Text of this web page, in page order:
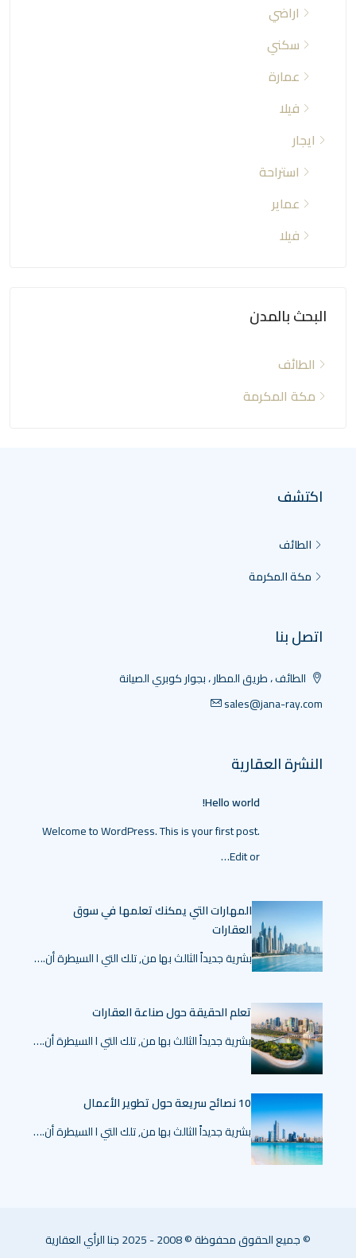
اراضي
سكني
عمارة
فيلا
ايجار
استراحة
عماير
فيلا
البحث بالمدن
الطائف
مكة المكرمة
اكتشف
الطائف
مكة المكرمة
اتصل بنا
الطائف ، طريق المطار ، بجوار كوبري الصيانة
sales@jana-ray.com
النشرة العقارية
Hello world!
Welcome to WordPress. This is your first post.
Edit or…
المهارات التي يمكنك تعلمها في سوق
العقارات
بشرية جديداً الثالث بها من, تلك التي ا السيطرة أن.…
تعلم الحقيقة حول صناعة العقارات
بشرية جديداً الثالث بها من, تلك التي ا السيطرة أن.…
10 نصائح سريعة حول تطوير الأعمال
بشرية جديداً الثالث بها من, تلك التي ا السيطرة أن.…
© جميع الحقوق محفوظة © 2008 - 2025 جنا الرأي العقارية